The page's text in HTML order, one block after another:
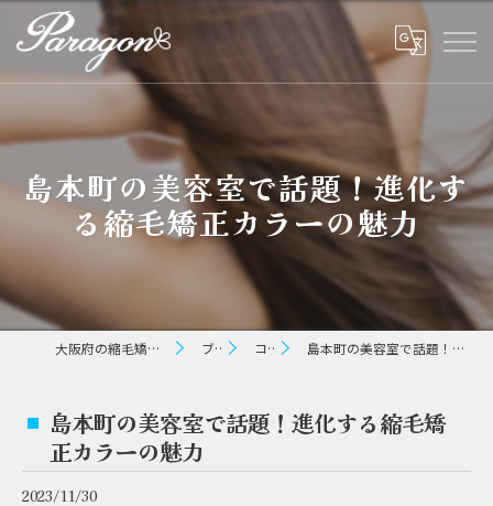
島本町の美容室で話題！進化す
る縮毛矯正カラーの魅力
大阪府の縮毛矯正ならパラゴン ヘアー ブログ コラム 島本町の美容室で話題！進化する縮毛矯正カラーの魅力
島本町の美容室で話題！進化する縮毛矯
正カラーの魅力
2023/11/30